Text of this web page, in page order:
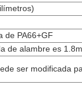
de PA66+GF
de alambre es
ser modificada